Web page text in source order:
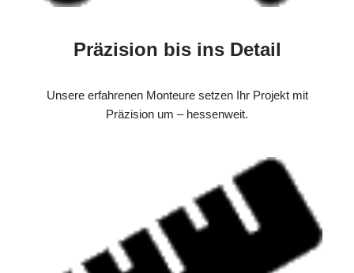
Präzision bis ins Detail
Unsere erfahrenen Monteure setzen Ihr Projekt mit
Präzision um – hessenweit.